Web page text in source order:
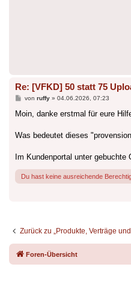
Re: [VFKD] 50 statt 75
Beitrag
von ruffy» 04.06.2026, 07:23
Moin, danke erstmal für eure
Was bedeutet dieses
Im Kundenportal unter
Du hast keine ausreichende
Zurück zu „Produkte, Verträge
Foren-Übersicht